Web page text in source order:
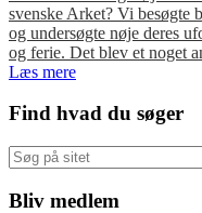
svenske Arket? Vi besøgte
og undersøgte nøje deres
og ferie. Det blev et noget
Læs mere
Primær
Sidebar
Find hvad du søger
Søg
på
sitet
Bliv medlem